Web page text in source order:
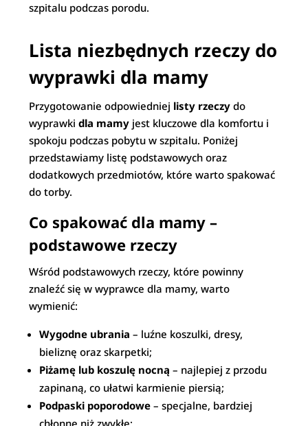
szpitalu podczas porodu.
Lista niezbędnych rzeczy do
wyprawki dla mamy
Przygotowanie odpowiedniej listy rzeczy do
wyprawkidla mamy jest kluczowe dla komfortu i
spokoju podczas pobytu w szpitalu. Poniżej
przedstawiamy listę podstawowych oraz
dodatkowych przedmiotów, które warto spakować
do torby.
Co spakować dla mamy –
podstawowe rzeczy
Wśród podstawowych rzeczy, które powinny
znaleźć się w wyprawce dla mamy, warto
wymienić:
Wygodne ubrania – luźne koszulki, dresy,
bieliznę oraz skarpetki;
Piżamę lub koszulę nocną – najlepiej z przodu
zapinaną, co ułatwi karmienie piersią;
Podpaski poporodowe – specjalne, bardziej
chłonne niż zwykłe;